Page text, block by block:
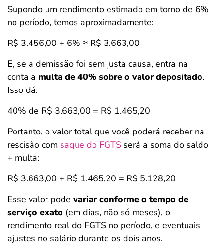
Supondo um rendimento estimado em torno de 6%
no período, temos aproximadamente:
R$ 3.456,00 + 6% ≈ R$ 3.663,00
E, se a demissão foi sem justa causa, entra na
conta a multa de 40% sobre o valor depositado.
Isso dá:
40% de R$ 3.663,00 = R$ 1.465,20
Portanto, o valor total que você poderá receber na
rescisão com saque do FGTS será a soma do saldo
+ multa:
R$ 3.663,00 + R$ 1.465,20 = R$ 5.128,20
Esse valor pode variar conforme o tempo de
serviço exato (em dias, não só meses), o
rendimento real do FGTS no período, e eventuais
ajustes no salário durante os dois anos.